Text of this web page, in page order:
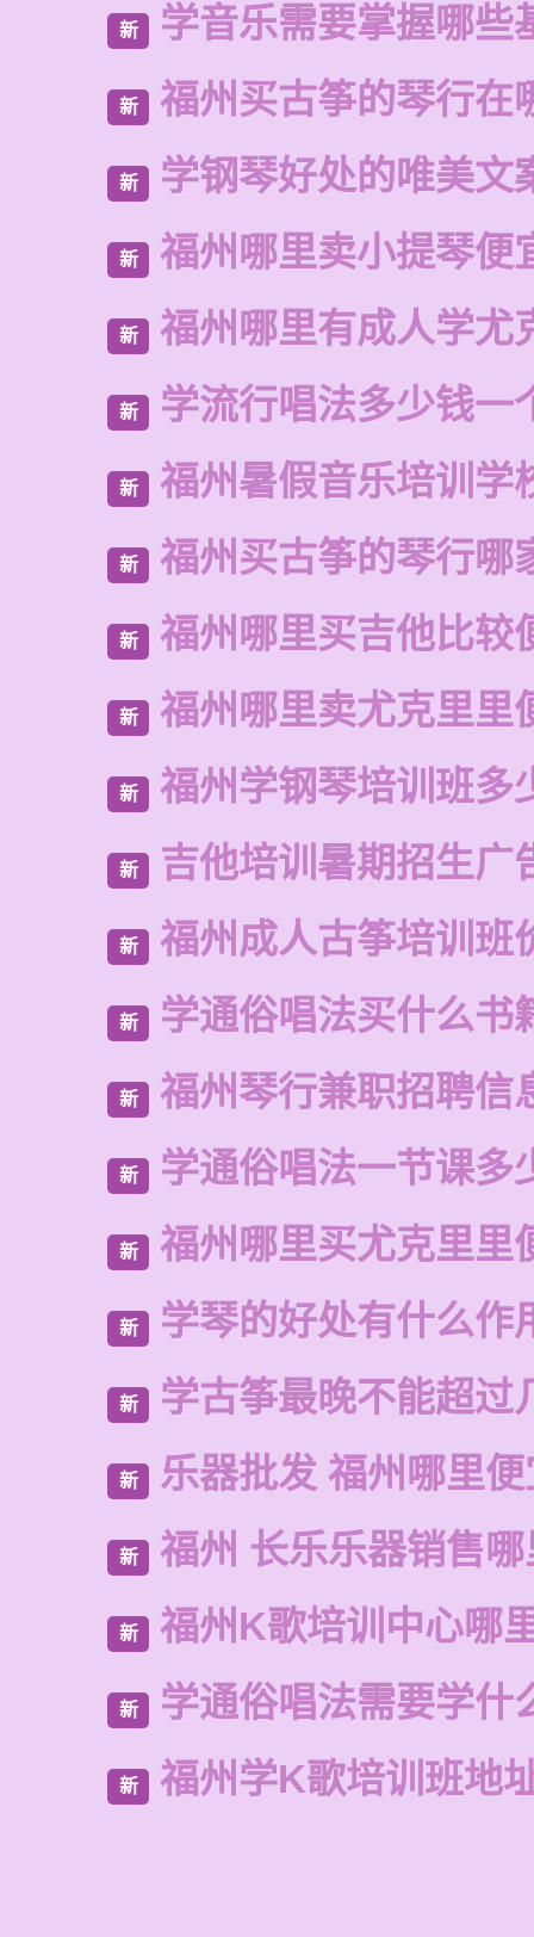
新 学音乐需要掌握哪些
新 福州买古筝的琴行在
新 学钢琴好处的唯美文
新 福州哪里卖小提琴便
新 福州哪里有成人学尤
新 学流行唱法多少钱一
新 福州暑假音乐培训学
新 福州买古筝的琴行哪
新 福州哪里买吉他比较
新 福州哪里卖尤克里里
新 福州学钢琴培训班多
新 吉他培训暑期招生广
新 福州成人古筝培训班
新 学通俗唱法买什么书
新 福州琴行兼职招聘信
新 学通俗唱法一节课多
新 福州哪里买尤克里里
新 学琴的好处有什么作
新 学古筝最晚不能超过
新 乐器批发 福州哪里
新 福州 长乐乐器销售
新 福州K歌培训中心哪
新 学通俗唱法需要学什
新 福州学K歌培训班地